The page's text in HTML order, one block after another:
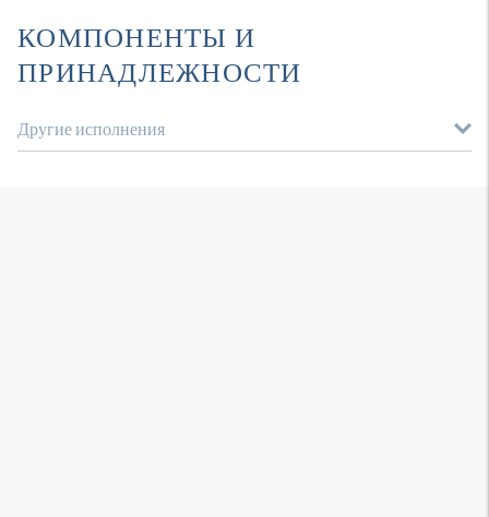
КОМПОНЕНТЫ И
ПРИНАДЛЕЖНОСТИ
Другие исполнения